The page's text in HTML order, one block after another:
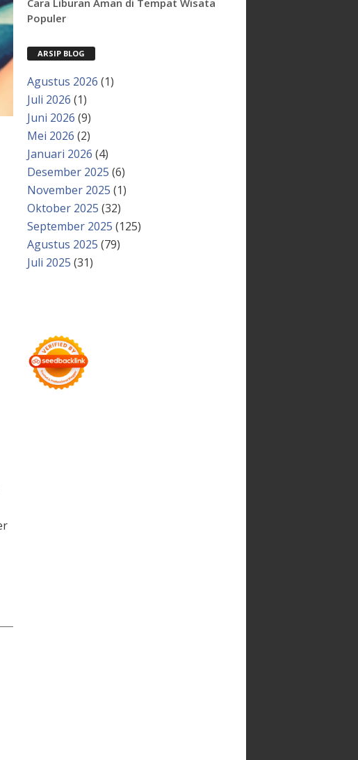
Cara Liburan Aman di Tempat Wisata
Populer
ARSIP BLOG
Agustus 2026 (1)
Juli 2026 (1)
Juni 2026 (9)
Mei 2026 (2)
Januari 2026 (4)
Desember 2025 (6)
November 2025 (1)
Oktober 2025 (32)
September 2025 (125)
Agustus 2025 (79)
Juli 2025 (31)